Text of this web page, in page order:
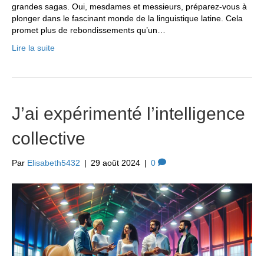
grandes sagas. Oui, mesdames et messieurs, préparez-vous à
plonger dans le fascinant monde de la linguistique latine. Cela
promet plus de rebondissements qu’un…
Lire la suite
J’ai expérimenté l’intelligence
collective
Par Elisabeth5432 | 29 août 2024 | 0